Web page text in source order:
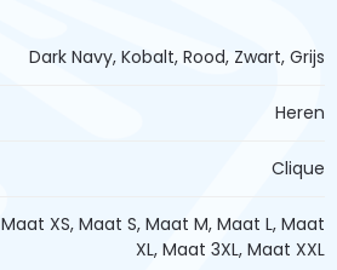
Dark Navy, Kobalt, Rood, Zwart, Grijs
Heren
Clique
Maat XS, Maat S, Maat M, Maat L, Maat
XL, Maat 3XL, Maat XXL